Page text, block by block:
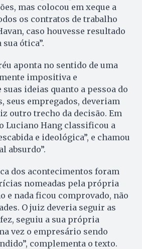
mas colocou em xeque a
os contratos de trabalho
caso houvesse resultado
ótica”.
aponta no sentido de uma
impositiva e
ideias quanto a pessoa do
seus empregados, deveriam
outro trecho da decisão. Em
Luciano Hang classificou a
e ideológica”, e chamou
absurdo”.
dos acontecimentos foram
nomeadas pela própria
e nada ficou comprovado, não
O juiz deveria seguir as
seguiu a sua própria
vez o empresário sendo
complementa o texto.